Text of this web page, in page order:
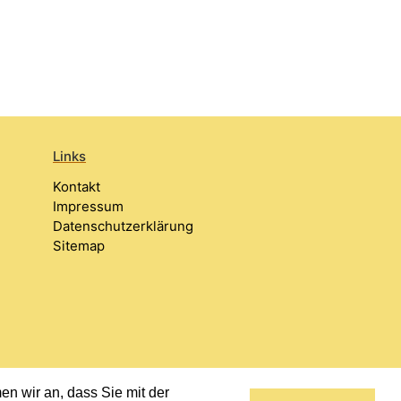
wir an, dass Sie mit der
Links
Kontakt
Impressum
Datenschutzerklärung
Sitemap